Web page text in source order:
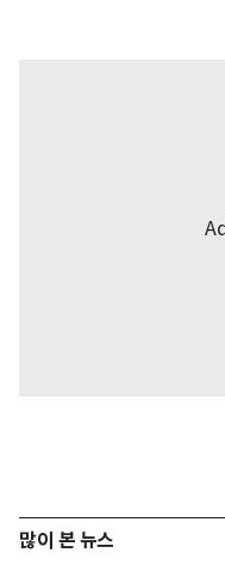
많이 본 뉴스